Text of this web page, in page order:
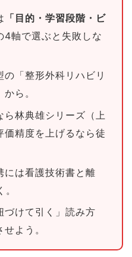
「目的・学習段階・ビ
4軸で選ぶと失敗しな
「整形外科リハビリ
ら。
林典雄シリーズ（上
価精度を上げるなら徒
には看護技術書と離
づけて引く」読み方
よう。